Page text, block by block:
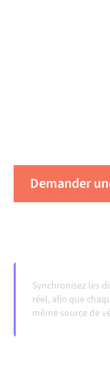
Demander
Synchronisez les
réel, afin que
même source de